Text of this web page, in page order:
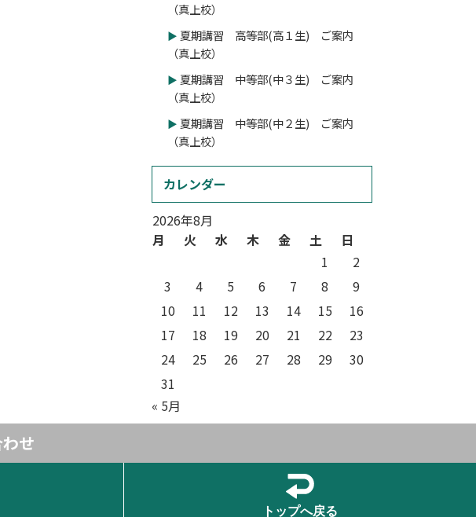
（真上校）
夏期講習 高等部(高１生) ご案内
（真上校）
夏期講習 中等部(中３生) ご案内
（真上校）
夏期講習 中等部(中２生) ご案内
（真上校）
カレンダー
2026年8月
月
火 水 木 金 土
日
1
2
3
4 5 6 7 8
9
10
11 12 13 14 15
16
17
18 19 20 21 22
23
24
25 26 27 28 29
30
31
« 5月
せ
トップへ戻る